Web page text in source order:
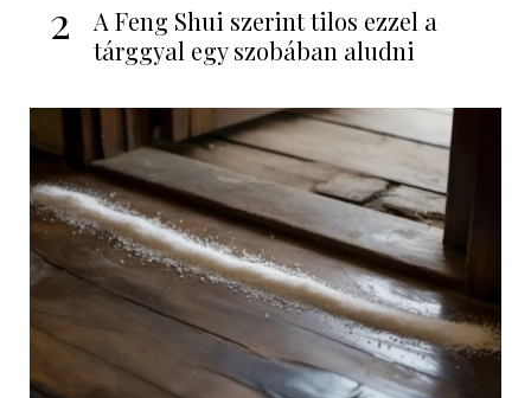
2
A Feng Shui szerint tilos ezzel a
tárggyal egy szobában aludni